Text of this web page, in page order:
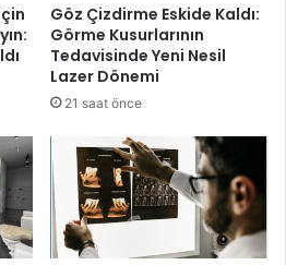
Göz Çizdirme Eskide Kaldı:
Görme Kusurlarının
Tedavisinde Yeni Nesil
Lazer Dönemi
21 saat önce